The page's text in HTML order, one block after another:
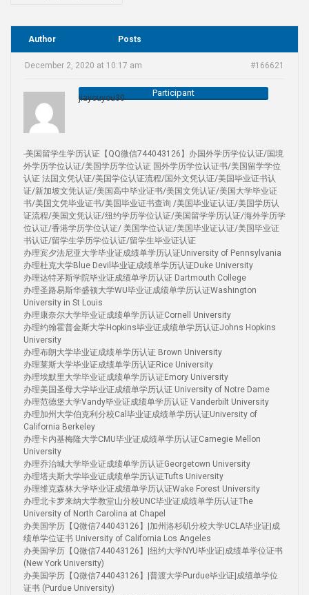
Author Posts
December 2, 2020 at 10:17 am #166621
jiayouyou30 Participant
-美国留学生学历认证【QQ微信744043126】办国外学历学位认证/国境
外学历学位认证/美国学历学位认证 国外学历学位认证书/美国留学学位
认证 法国文凭认证/美国学位认证流程/国外文凭认证/美国毕业证书认
证/新加坡文凭认证/美国高中毕业证书/美国文凭认证/美国大学毕业证
书/美国文凭毕业证书/美国毕业证书查询 /美国毕业证认证/美国学历认
证流程/美国文凭认证/纽约学历学位认证/美国留学学历认证/海外学历学
位认证/香港学历学位认证/ 美国学位认证/美国毕业证认证/美国毕业证
书认证/留学生学历学位认证/留学生毕业证认证
办理宾夕法尼亚大学毕业证成绩单学历认证University of Pennsylvania
办理杜克大学Blue Devil毕业证成绩单学历认证Duke University
办理达特茅斯学院毕业证成绩单学历认证 Dartmouth College
办理圣路易斯华盛顿大学WU毕业证成绩单学历认证Washington
University in St Louis
办理康奈尔大学毕业证成绩单学历认证Cornell University
办理约翰霍普金斯大学Hopkins毕业证成绩单学历认证Johns Hopkins
University
办理布朗大学毕业证成绩单学历认证 Brown University
办理莱斯大学毕业证成绩单学历认证Rice University
办理埃默里大学毕业证成绩单学历认证Emory University
办理美国圣母大学毕业证成绩单学历认证 University of Notre Dame
办理范德堡大学Vandy毕业证成绩单学历认证 Vanderbilt University
办理加州大学伯克利分校Cal毕业证成绩单学历认证University of
California Berkeley
办理卡内基梅隆大学CMU毕业证成绩单学历认证Carnegie Mellon
University
办理乔治城大学毕业证成绩单学历认证Georgetown University
办理塔夫斯大学毕业证成绩单学历认证Tufts University
办理维克森林大学毕业证成绩单学历认证Wake Forest University
办理北卡罗来纳大学教堂山分校UNC毕业证成绩单学历认证The
University of North Carolina at Chapel
办美国学历【Q微信744043126】|加州洛杉矶分校大学UCLA毕业证|成
绩单学位证书 University of California Los Angeles
办美国学历【Q微信744043126】|纽约大学NYU毕业证|成绩单学位证书
(New York University)
办美国学历【Q微信744043126】|普渡大学Purdue毕业证|成绩单学位
证书 (Purdue University)